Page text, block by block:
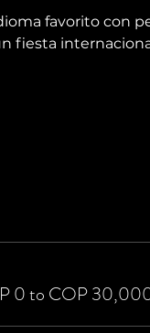
favorito con
fiesta
0 to COP